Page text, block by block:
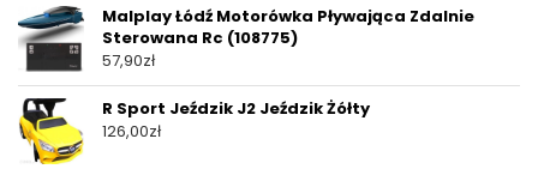
Malplay Łódź Motorówka Pływająca Zdalnie
Sterowana Rc (108775)
57,90zł
R Sport Jeździk J2 Jeździk Żółty
126,00zł